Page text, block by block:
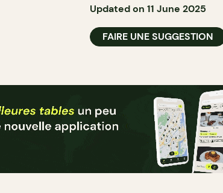
Updated on 11 June 2025
FAIRE UNE SUGGESTION